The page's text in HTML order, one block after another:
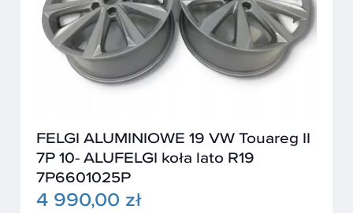
FELGI ALUMINIOWE 19 VW Touareg II
7P 10- ALUFELGI koła lato R19
7P6601025P
4 990,00 zł